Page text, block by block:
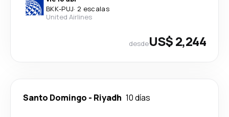
BKK-PUJ· 2 escalas
United Airlines
desdeUS$ 2,244
Santo Domingo - Riyadh 10 días